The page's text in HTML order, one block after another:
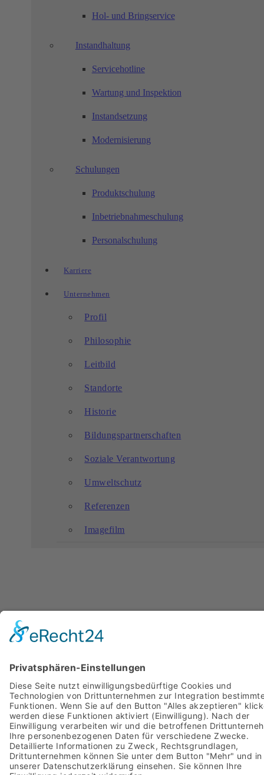
Hol- und Bringservice
Instandhaltung
Servicehotline
Wartung und Inspektion
Instandsetzung
Modernisierung
Schulungen
Produktschulung
Inbetriebnahmeschulung
Personalschulung
Karriere
Unternehmen
Profil
Philosophie
Leitbild
Standorte
Historie
Bildungspartnerschaften
Soziale Verantwortung
Umweltschutz
Referenzen
Imagefilm